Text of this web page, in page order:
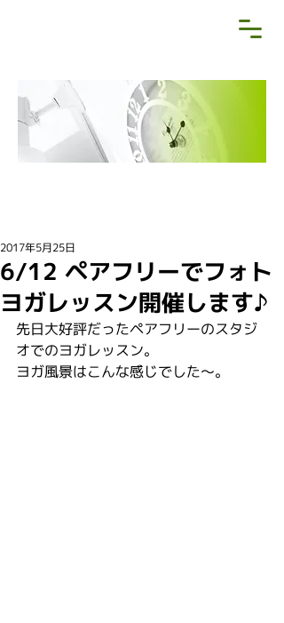
6/12 ペアフリーでフォト
ヨガレッスン開催します♪
2017年5月25日
先日大好評だったペアフリーのスタジ
オでのヨガレッスン。
ヨガ風景はこんな感じでした〜。